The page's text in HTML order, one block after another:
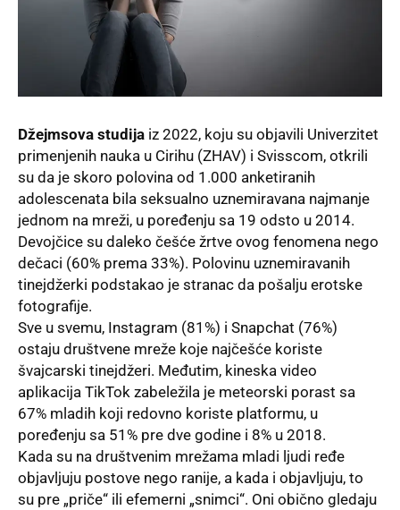
Džejmsova studija iz 2022, koju su objavili Univerzitet
primenjenih nauka u Cirihu (ZHAV) i Svisscom, otkrili
su da je skoro polovina od 1.000 anketiranih
adolescenata bila seksualno uznemiravana najmanje
jednom na mreži, u poređenju sa 19 odsto u 2014.
Devojčice su daleko češće žrtve ovog fenomena nego
dečaci (60% prema 33%). Polovinu uznemiravanih
tinejdžerki podstakao je stranac da pošalju erotske
fotografije.
Sve u svemu, Instagram (81%) i Snapchat (76%)
ostaju društvene mreže koje najčešće koriste
švajcarski tinejdžeri. Međutim, kineska video
aplikacija TikTok zabeležila je meteorski porast sa
67% mladih koji redovno koriste platformu, u
poređenju sa 51% pre dve godine i 8% u 2018.
Kada su na društvenim mrežama mladi ljudi ređe
objavljuju postove nego ranije, a kada i objavljuju, to
su pre „priče“ ili efemerni „snimci“. Oni obično gledaju